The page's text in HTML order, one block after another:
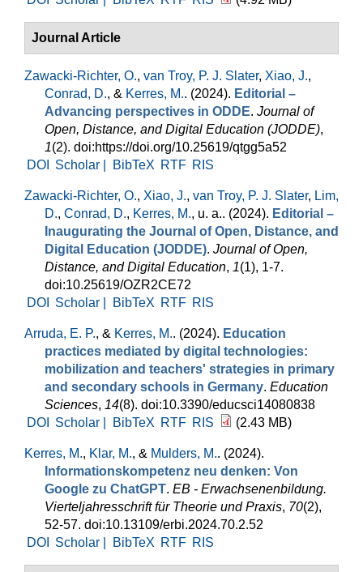
Journal Article
Zawacki-Richter, O., van Troy, P. J. Slater, Xiao, J.,
Conrad, D., & Kerres, M.. (2024). Editorial –
Advancing perspectives in ODDE. Journal of
Open, Distance, and Digital Education (JODDE),
1(2). doi:https://doi.org/10.25619/qtgg5a52
DOI
Scholar | BibTeX RTF RIS
Zawacki-Richter, O., Xiao, J., van Troy, P. J. Slater, Lim,
D., Conrad, D., Kerres, M., u. a.. (2024). Editorial –
Inaugurating the Journal of Open, Distance, and
Digital Education (JODDE). Journal of Open,
Distance, and Digital Education, 1(1), 1-7.
doi:10.25619/OZR2CE72
DOI
Scholar | BibTeX RTF RIS
Arruda, E. P., & Kerres, M.. (2024). Education
practices mediated by digital technologies:
mobilization and teachers' strategies in primary
and secondary schools in Germany. Education
Sciences, 14(8). doi:10.3390/educsci14080838
DOI
Scholar | BibTeX RTF RIS (2.43 MB)
Kerres, M., Klar, M., & Mulders, M.. (2024).
Informationskompetenz neu denken: Von
Google zu ChatGPT. EB - Erwachsenenbildung.
Vierteljahresschrift für Theorie und Praxis, 70(2),
52-57. doi:10.13109/erbi.2024.70.2.52
DOI
Scholar | BibTeX RTF RIS